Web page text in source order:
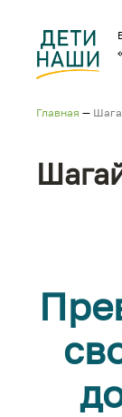
Главная —